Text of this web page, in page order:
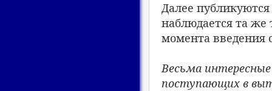
Далее
наблюдается та
момента введения
Весьма
поступающих в